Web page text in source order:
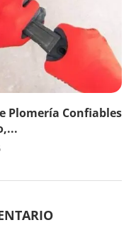
Plomería Confiables